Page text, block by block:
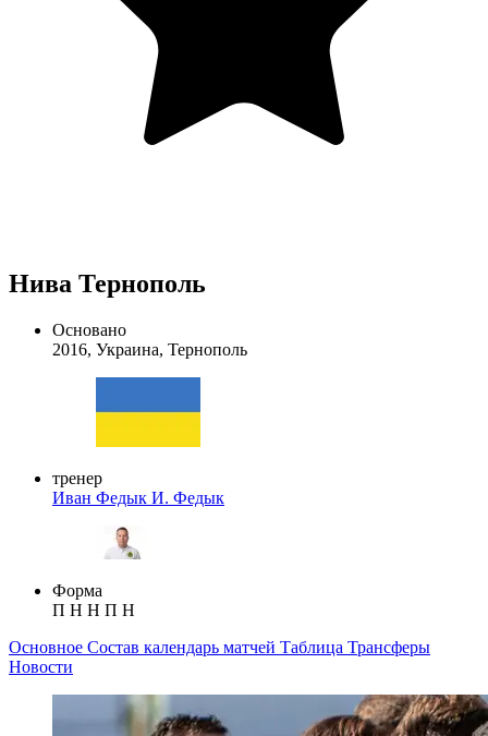
Нива Тернополь
Основано
2016, Украина, Тернополь
тренер
Иван Федык И. Федык
Форма
П Н Н П Н
Основное Состав календарь матчей Таблица Трансферы
Новости